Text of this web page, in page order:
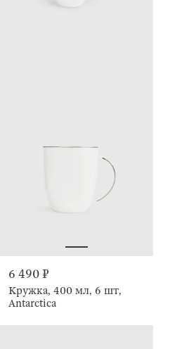
6 490 ₽
Кружка, 400 мл, 6 шт,
Antarctica